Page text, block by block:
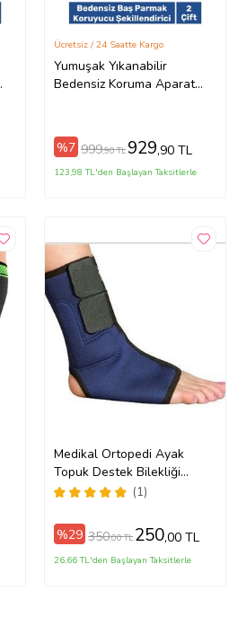
Yumuşak Yıkanabilir
Bedensiz Koruma Aparat
Adet
Ücretsiz / 24 Saatte Kargo
%7 999,90 TL 929,90 TL
123,98 TL'den Başlayan Taksitlerle
Medikal Ortopedi Ayak
Topuk Destek Bilekliği
Bileklik Bilek Bandı
Bileklik (Mavi)
(1)
%29 350,00 TL 250,00 TL
26,66 TL'den Başlayan Taksitlerle